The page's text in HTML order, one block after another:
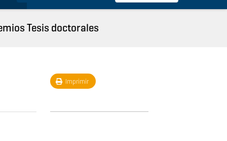
Tesis doctorales
Imprimir